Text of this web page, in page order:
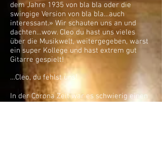
dem Jahre 1935 von bla bla oder die
swingige Version von bla bla…auch
interessant.» Wir schauten uns an und
dachten…wow. Cleo du hast uns vieles
über die Musikwelt, weitergegeben, warst
ein super Kollege und hast extrem gut
Gitarre gespielt!
…Cleo, du fehlst uns!
In der Corona Zeit war es schwierig einen